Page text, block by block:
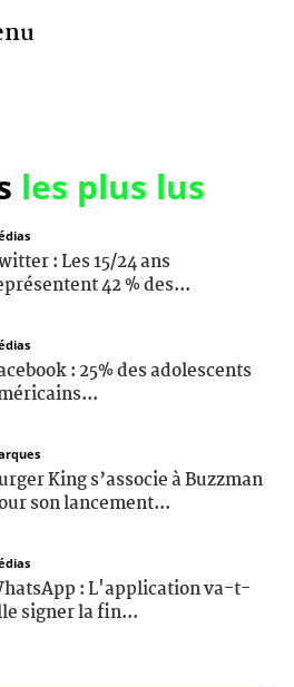
les plus lus
: Les 15/24 ans
42 % des...
: 25% des adolescents
King s’associe à Buzzman
son lancement...
: L'application va-t-
signer la fin...